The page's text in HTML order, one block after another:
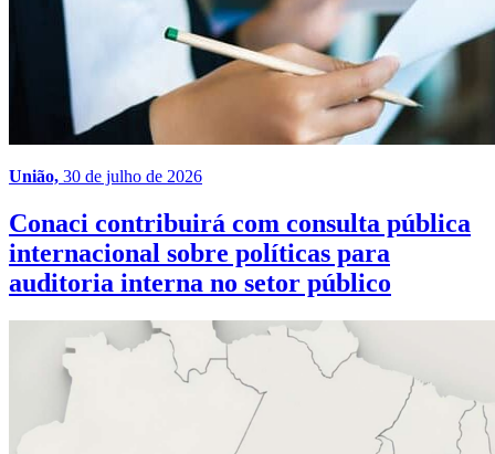
União, 30 de julho de 2026
Conaci contribuirá com consulta pública
internacional sobre políticas para
auditoria interna no setor público